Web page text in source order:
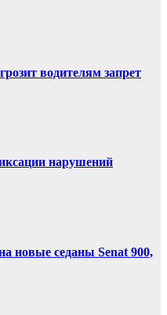
водителям запрет
нарушений
новые седаны Senat 900,